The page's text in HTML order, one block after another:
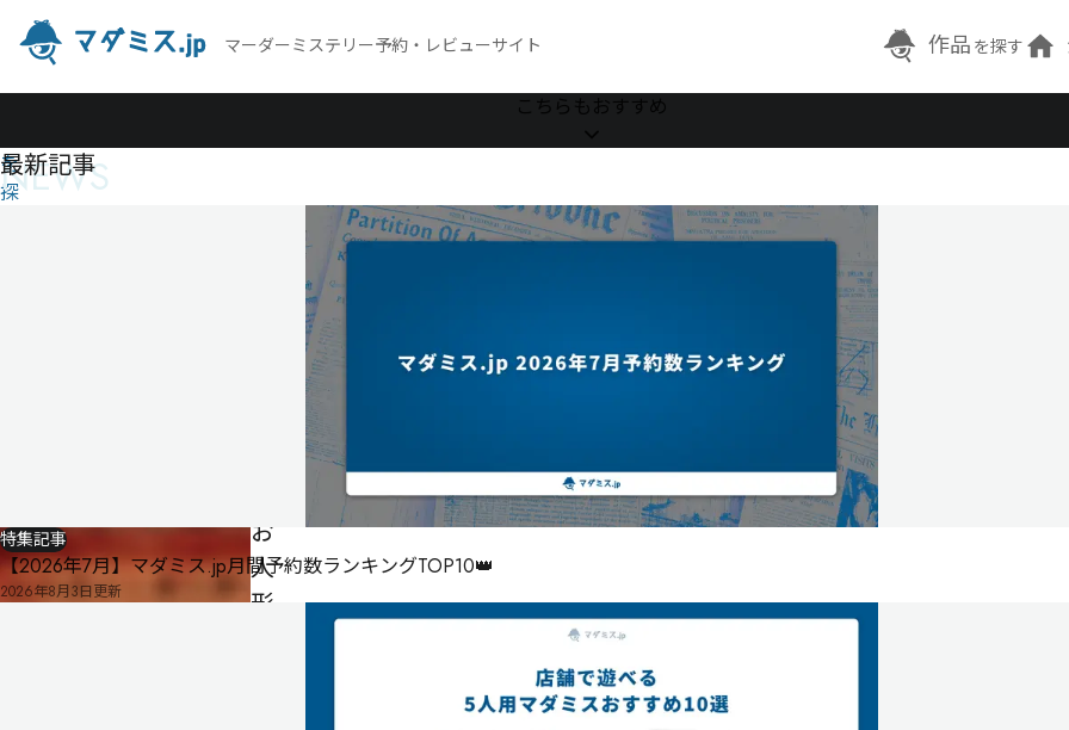
マーダーミステリー予約・レビューサイト 作品 を探す
を
探
お
人
形
こちらもおすすめ
NEWS
最新記事
特集記事
【2026年7月】マダミス.jp月間予約数ランキングTOP10👑
2026年8月3日更新